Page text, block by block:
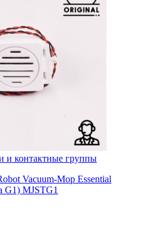
и контактные группы
Vacuum-Mop Essential
MJSTG1